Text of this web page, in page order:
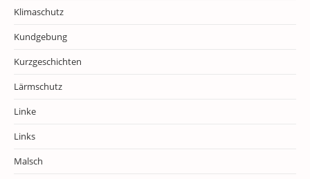
Klimaschutz
Kundgebung
Kurzgeschichten
Lärmschutz
Linke
Links
Malsch